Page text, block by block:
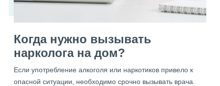
Когда нужно вызывать
нарколога на дом?
Если употребление алкоголя или наркотиков привело к
опасной ситуации, необходимо срочно вызывать врача.